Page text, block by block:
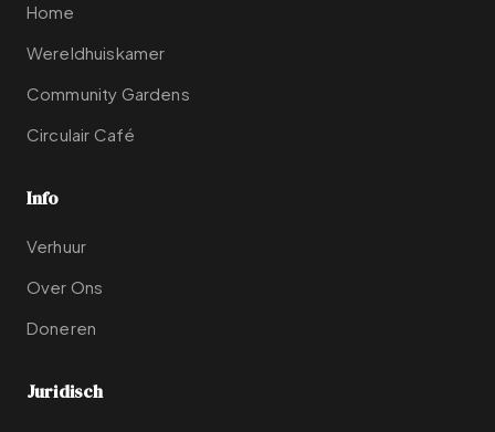
Home
Wereldhuiskamer
Community Gardens
Circulair Café
Info
Verhuur
Over Ons
Doneren
Juridisch